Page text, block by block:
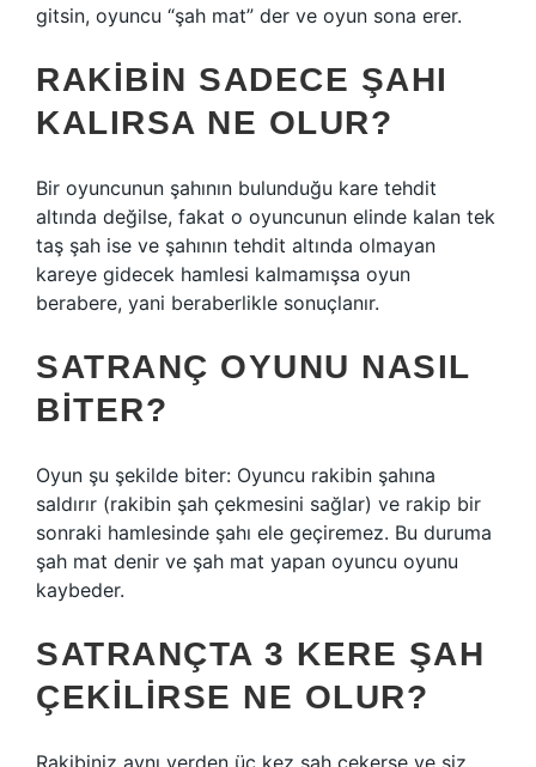
gitsin, oyuncu “şah mat” der ve oyun sona erer.
RAKIBIN SADECE ŞAHI
KALIRSA NE OLUR?
Bir oyuncunun şahının bulunduğu kare tehdit
altında değilse, fakat o oyuncunun elinde kalan tek
taş şah ise ve şahının tehdit altında olmayan
kareye gidecek hamlesi kalmamışsa oyun
berabere, yani beraberlikle sonuçlanır.
SATRANÇ OYUNU NASIL
BITER?
Oyun şu şekilde biter: Oyuncu rakibin şahına
saldırır (rakibin şah çekmesini sağlar) ve rakip bir
sonraki hamlesinde şahı ele geçiremez. Bu duruma
şah mat denir ve şah mat yapan oyuncu oyunu
kaybeder.
SATRANÇTA 3 KERE ŞAH
ÇEKILIRSE NE OLUR?
Rakibiniz aynı yerden üç kez şah çekerse ve siz